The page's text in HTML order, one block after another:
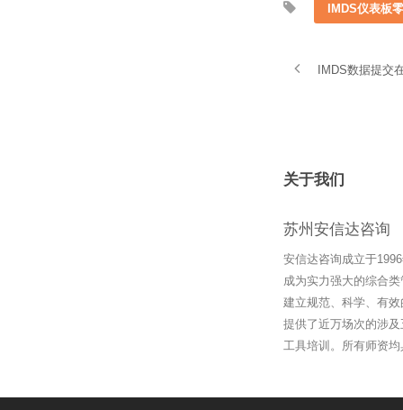
IMDS仪表板
IMDS数据提
关于我们
苏州安信达咨询
安信达咨询成立于
成为实力强大的综合
建立规范、科学、有
提供了近万场次的涉
工具培训。所有师资